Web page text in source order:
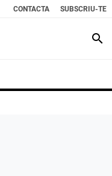
CONTACTA SUBSCRIU-TE
search